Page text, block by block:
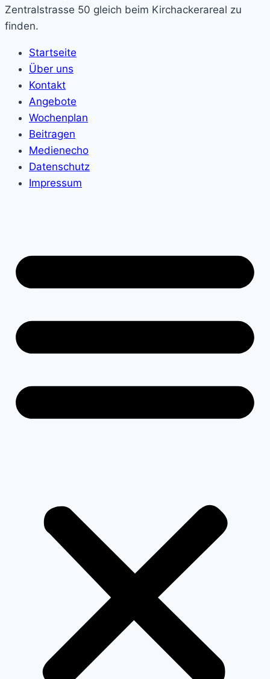
Zentralstrasse 50 gleich beim Kirchackerareal zu
finden.
Startseite
Über uns
Kontakt
Angebote
Wochenplan
Beitragen
Medienecho
Datenschutz
Impressum